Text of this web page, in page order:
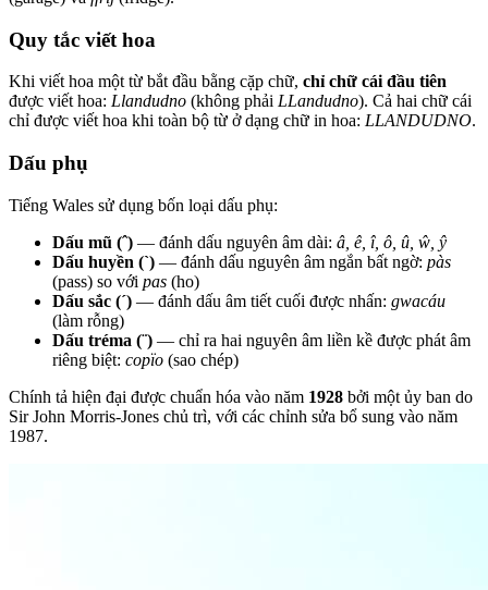
Quy tắc viết hoa
Khi viết hoa một từ bắt đầu bằng cặp chữ, chỉ chữ cái đầu tiên
được viết hoa: Llandudno (không phải LLandudno). Cả hai chữ cái
chỉ được viết hoa khi toàn bộ từ ở dạng chữ in hoa: LLANDUDNO.
Dấu phụ
Tiếng Wales sử dụng bốn loại dấu phụ:
Dấu mũ (ˆ) — đánh dấu nguyên âm dài: â, ê, î, ô, û, ŵ, ŷ
Dấu huyền (`) — đánh dấu nguyên âm ngắn bất ngờ: pàs
(pass) so với pas (ho)
Dấu sắc (´) — đánh dấu âm tiết cuối được nhấn: gwacáu
(làm rỗng)
Dấu tréma (¨) — chỉ ra hai nguyên âm liền kề được phát âm
riêng biệt: copïo (sao chép)
Chính tả hiện đại được chuẩn hóa vào năm 1928 bởi một ủy ban do
Sir John Morris-Jones chủ trì, với các chỉnh sửa bổ sung vào năm
1987.